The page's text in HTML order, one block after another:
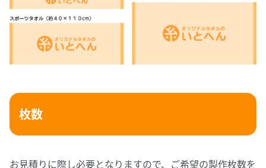
枚数
お見積りに際し必要となりますので、ご希望の製作枚数を